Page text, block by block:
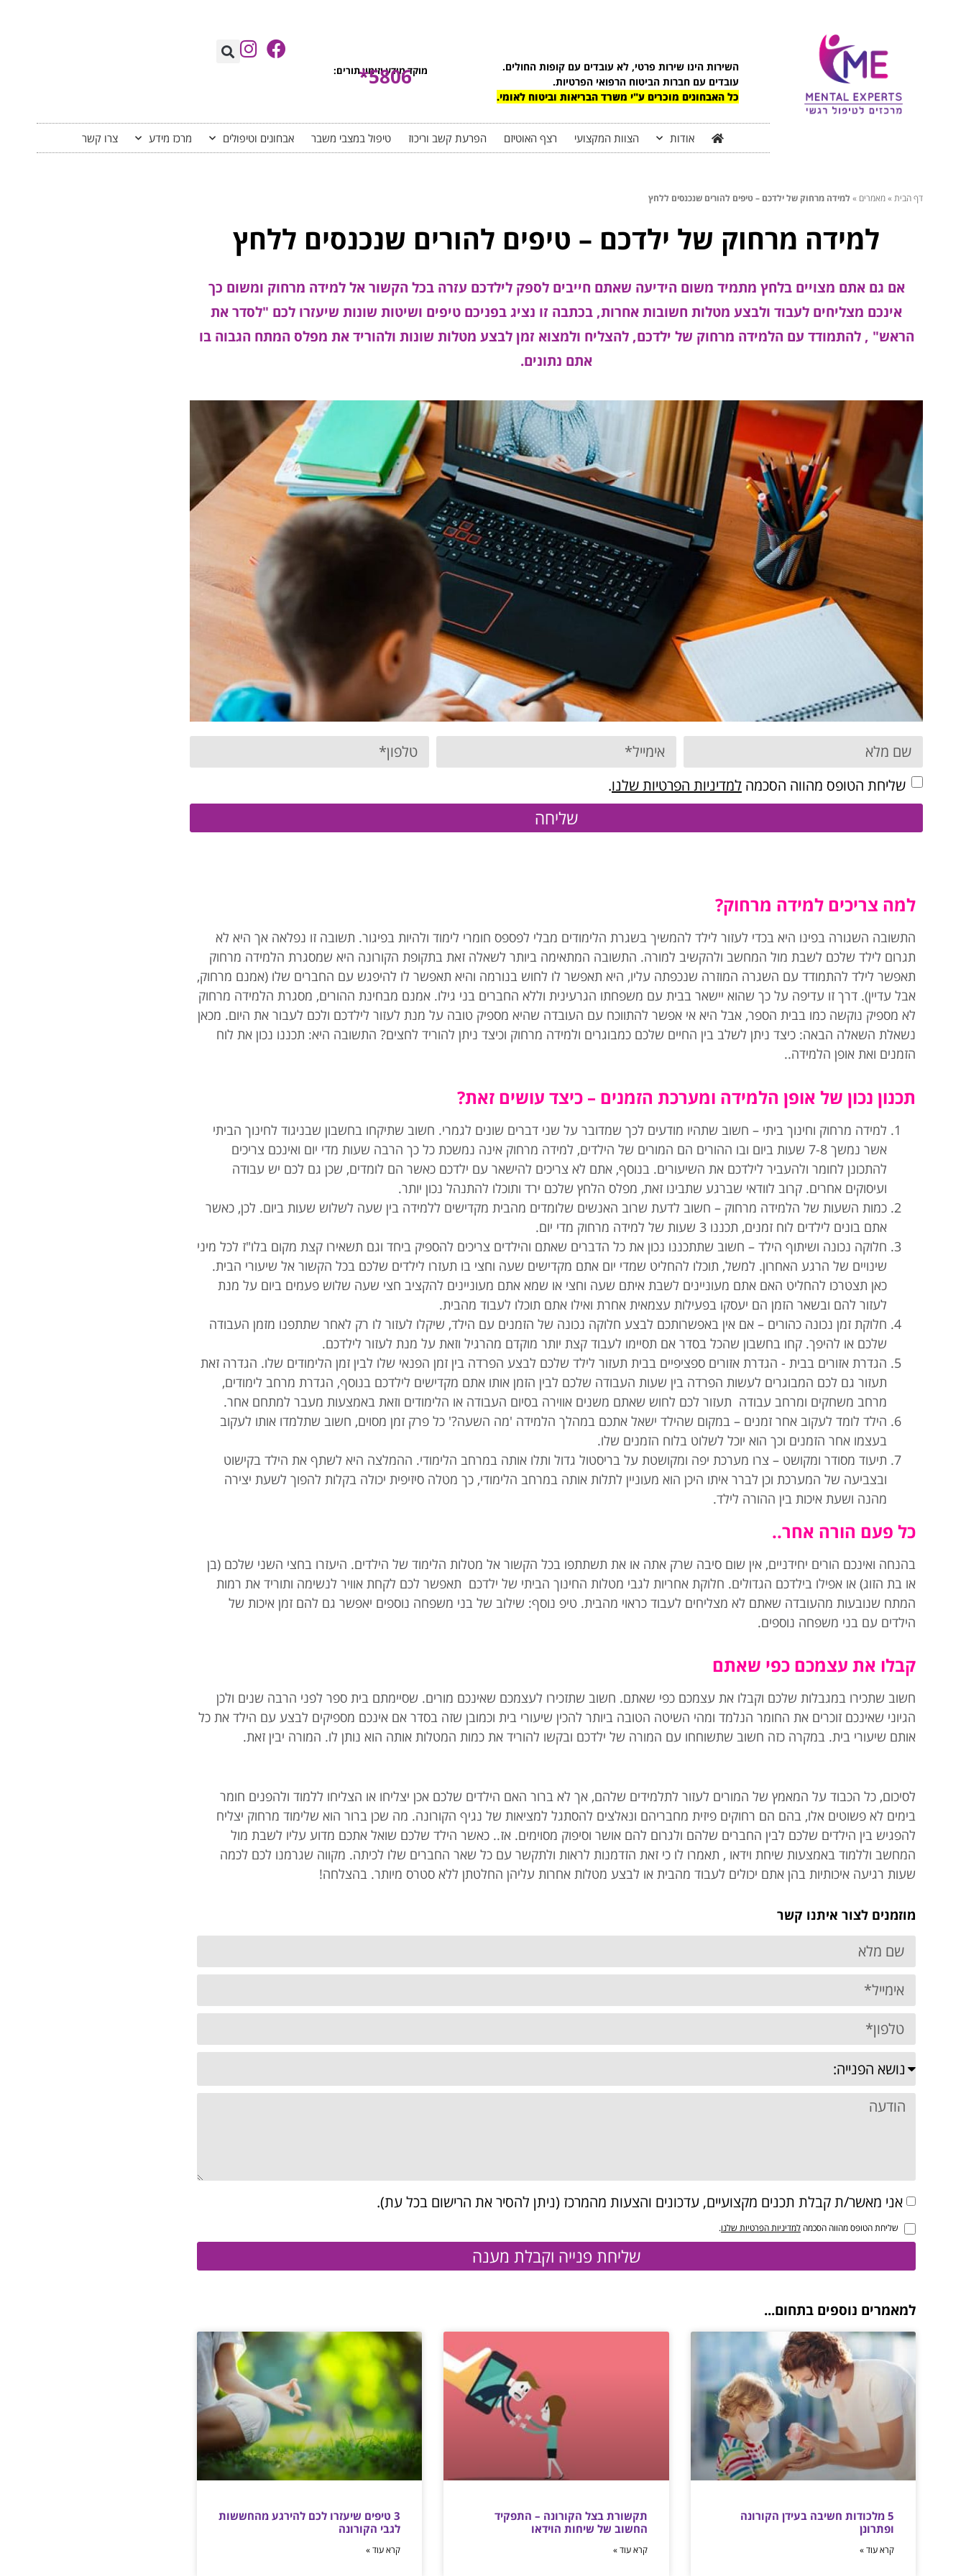
השירות הינו שירות פרטי, לא עובדים עם קופות החולים.
עובדים עם חברות הביטוח הרפואי הפרטיות.
כל האבחונים מוכרים ע"י משרד הבריאות וביטוח לאומי.
מוקד מידע וזימון תורים:
5806*
אודות הצוות המקצועי רצף האוטיזם הפרעת קשב וריכוז טיפול במצבי משבר אבחונים וטיפולים מרכז מידע צרו קשר
דף הבית»מאמרים » למידה מרחוק של ילדכם – טיפים להורים שנכנסים ללחץ
למידה מרחוק של ילדכם – טיפים להורים שנכנסים ללחץ
אם גם אתם מצויים בלחץ מתמיד משום הידיעה שאתם חייבים לספק לילדכם עזרה בכל הקשור אל למידה מרחוק ומשום כך
אינכם מצליחים לעבוד ולבצע מטלות חשובות אחרות, בכתבה זו נציג בפניכם טיפים ושיטות שונות שיעזרו לכם "לסדר את
הראש" , להתמודד עם הלמידה מרחוק של ילדכם, להצליח ולמצוא זמן לבצע מטלות שונות ולהוריד את מפלס המתח הגבוה בו
אתם נתונים.
שליחת הטופס מהווה הסכמה למדיניות הפרטיות שלנו.
שליחה
למה צריכים למידה מרחוק?
התשובה השגורה בפינו היא בכדי לעזור לילד להמשיך בשגרת הלימודים מבלי לפספס חומרי לימוד ולהיות בפיגור. תשובה זו נפלאה אך היא לא
תגרום לילד שלכם לשבת מול המחשב ולהקשיב למורה. התשובה המתאימה ביותר לשאלה זאת בתקופת הקורונה היא שמסגרת הלמידה מרחוק
תאפשר לילד להתמודד עם השגרה המוזרה שנכפתה עליו, היא תאפשר לו לחוש בנורמה והיא תאפשר לו להיפגש עם החברים שלו (אמנם מרחוק,
אבל עדיין). דרך זו עדיפה על כך שהוא יישאר בבית עם משפחתו הגרעינית וללא החברים בני גילו. אמנם מבחינת ההורים, מסגרת הלמידה מרחוק
לא מספיק נוקשה כמו בבית הספר, אבל היא אי אפשר להתווכח עם העובדה שהיא מספיק טובה על מנת לעזור לילדכם ולכם לעבור את היום. מכאן
נשאלת השאלה הבאה: כיצד ניתן לשלב בין החיים שלכם כמבוגרים ולמידה מרחוק וכיצד ניתן להוריד לחצים? התשובה היא: תכננו נכון את לוח
הזמנים ואת אופן הלמידה..
תכנון נכון של אופן הלמידה ומערכת הזמנים – כיצד עושים זאת?
למידה מרחוק וחינוך ביתי – חשוב שתהיו מודעים לכך שמדובר על שני דברים שונים לגמרי. חשוב שתיקחו בחשבון שבניגוד לחינוך הביתי
אשר נמשך 7-8 שעות ביום ובו ההורים הם המורים של הילדים, למידה מרחוק אינה נמשכת כל כך הרבה שעות מדי יום ואינכם צריכים
להתכונן לחומר ולהעביר לילדכם את השיעורים. בנוסף, אתם לא צריכים להישאר עם ילדכם כאשר הם לומדים, שכן גם לכם יש עבודה
ועיסוקים אחרים. קרוב לוודאי שברגע שתבינו זאת, מפלס הלחץ שלכם ירד ותוכלו להתנהל נכון יותר.
כמות השעות של הלמידה מרחוק – חשוב לדעת שרוב האנשים שלומדים מהבית מקדישים ללמידה בין שעה לשלוש שעות ביום. לכן, כאשר
אתם בונים לילדים לוח זמנים, תכננו 3 שעות של למידה מרחוק מדי יום.
חלוקה נכונה ושיתוף הילד – חשוב שתתכננו נכון את כל הדברים שאתם והילדים צריכים להספיק ביחד וגם תשאירו קצת מקום בלו"ז לכל מיני
שינויים של הרגע האחרון. למשל, תוכלו להחליט שמדי יום אתם מקדישים שעה וחצי בו תעזרו לילדים שלכם בכל הקשור אל שיעורי הבית.
כאן תצטרכו להחליט האם אתם מעוניינים לשבת איתם שעה וחצי או שמא אתם מעוניינים להקציב חצי שעה שלוש פעמים ביום על מנת
לעזור להם ובשאר הזמן הם יעסקו בפעילות עצמאית אחרת ואילו אתם תוכלו לעבוד מהבית.
חלוקת זמן נכונה כהורים – אם אין באפשרותכם לבצע חלוקה נכונה של הזמנים עם הילד, שיקלו לעזור לו רק לאחר שתתפנו מזמן העבודה
שלכם או להיפך. קחו בחשבון שהכל בסדר אם תסיימו לעבוד קצת יותר מוקדם מהרגיל וזאת על מנת לעזור לילדכם.
הגדרת אזורים בבית - הגדרת אזורים ספציפיים בבית תעזור לילד שלכם לבצע הפרדה בין זמן הפנאי שלו לבין זמן הלימודים שלו. הגדרה זאת
תעזור גם לכם המבוגרים לעשות הפרדה בין שעות העבודה שלכם לבין הזמן אותו אתם מקדישים לילדכם בנוסף, הגדרת מרחב לימודים,
מרחב משחקים ומרחב עבודה תעזור לכם לחוש שאתם משנים אווירה בסיום העבודה או הלימודים וזאת באמצעות מעבר למתחם אחר.
הילד לומד לעקוב אחר זמנים – במקום שהילד ישאל אתכם במהלך הלמידה 'מה השעה?' כל פרק זמן מסוים, חשוב שתלמדו אותו לעקוב
בעצמו אחר הזמנים וכך הוא יוכל לשלוט בלוח הזמנים שלו.
תיעוד מסודר ומקושט – צרו מערכת יפה ומקושטת על בריסטול גדול ותלו אותה במרחב הלימודי. ההמלצה היא לשתף את הילד בקישוט
ובצביעה של המערכת וכן לברר איתו היכן הוא מעוניין לתלות אותה במרחב הלימודי, כך מטלה סיזיפית יכולה בקלות להפוך לשעת יצירה
מהנה ושעת איכות בין ההורה לילד.
כל פעם הורה אחר..
בהנחה ואינכם הורים יחידניים, אין שום סיבה שרק אתה או את תשתתפו בכל הקשור אל מטלות הלימוד של הילדים. היעזרו בחצי השני שלכם (בן
או בת הזוג) או אפילו בילדכם הגדולים. חלוקת אחריות לגבי מטלות החינוך הביתי של ילדכם תאפשר לכם לקחת אוויר לנשימה ותוריד את רמות
המתח שנובעות מהעובדה שאתם לא מצליחים לעבוד כראוי מהבית. טיפ נוסף: שילוב של בני משפחה נוספים יאפשר גם להם זמן איכות של
הילדים עם בני משפחה נוספים.
קבלו את עצמכם כפי שאתם
חשוב שתכירו במגבלות שלכם וקבלו את עצמכם כפי שאתם. חשוב שתזכירו לעצמכם שאינכם מורים. שסיימתם בית ספר לפני הרבה שנים ולכן
הגיוני שאינכם זוכרים את החומר הנלמד ומהי השיטה הטובה ביותר להכין שיעורי בית וכמובן שזה בסדר אם אינכם מספיקים לבצע עם הילד את כל
אותם שיעורי בית. במקרה כזה חשוב שתשוחחו עם המורה של ילדכם ובקשו להוריד את כמות המטלות אותה הוא נותן לו. המורה יבין זאת.
לסיכום, כל הכבוד על המאמץ של המורים לעזור לתלמידים שלהם, אך לא ברור האם הילדים שלכם אכן יצליחו או הצליחו ללמוד ולהפנים חומר
בימים לא פשוטים אלו, בהם הם רחוקים פיזית מחבריהם ונאלצים להסתגל למציאות של נגיף הקורונה. מה שכן ברור הוא שלימוד מרחוק יצליח
להפגיש בין הילדים שלכם לבין החברים שלהם ולגרום להם אושר וסיפוק מסוימים. אז.. כאשר הילד שלכם שואל אתכם מדוע עליו לשבת מול
המחשב וללמוד באמצעות שיחת וידאו , תאמרו לו כי זאת הזדמנות לראות ולתקשר עם כל שאר החברים שלו לכיתה. מקווה שגרמנו לכם לכמה
שעות רגיעה איכותיות בהן אתם יכולים לעבוד מהבית או לבצע מטלות אחרות עליהן החלטתן ללא סטרס מיותר. בהצלחה!
מוזמנים לצור איתנו קשר
אני מאשר/ת קבלת תכנים מקצועיים, עדכונים והצעות מהמרכז (ניתן להסיר את הרישום בכל עת).
שליחת הטופס מהווה הסכמה למדיניות הפרטיות שלנו.
שליחת פנייה וקבלת מענה
למאמרים נוספים בתחום...
5 מלכודות חשיבה בעידן הקורונה
ופתרונן
קרא עוד »
תקשורת בצל הקורונה – התפקיד
החשוב של שיחות הוידאו
קרא עוד »
3 טיפים שיעזרו לכם להירגע מהחששות
לגבי הקורונה
קרא עוד »